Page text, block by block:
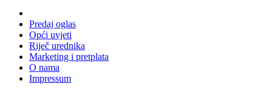
Predaj oglas
Opći uvjeti
Riječ urednika
Marketing i pretplata
O nama
Impressum